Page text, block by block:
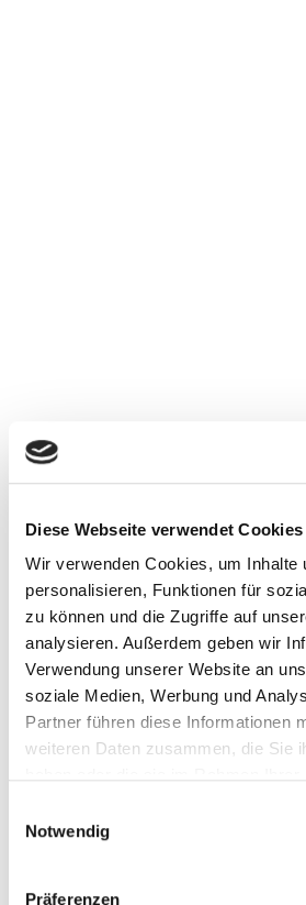
Diese Webseite verwendet Cookies
Wir verwenden Cookies, um Inhalte
personalisieren, Funktionen für
zu können und die Zugriffe auf
analysieren. Außerdem geben wir
Verwendung unserer Website an
soziale Medien, Werbung und
Partner führen diese Informationen
weiteren Daten zusammen, die Sie
Notwendig
Präferenzen